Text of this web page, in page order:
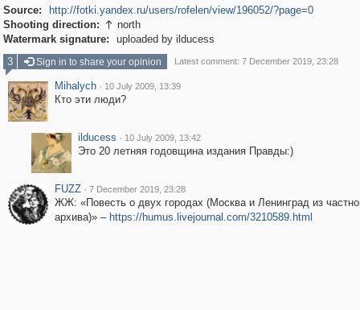
Source:
http://fotki.yandex.ru/users/rofelen/view/196052/?page=0
Shooting direction:  north
Watermark signature:
uploaded by ilducess
3
Sign in to share your opinion Latest comment: 7 December 2019, 23:28
Mihalych · 10 July 2009, 13:39
Кто эти люди?
ilducess · 10 July 2009, 13:42
Это 20 летняя годовщина издания Правды:)
FUZZ · 7 December 2019, 23:28
ЖЖ: «Повесть о двух городах (Москва и Ленинград из
архива)» – https://humus.livejournal.com/3210589.html